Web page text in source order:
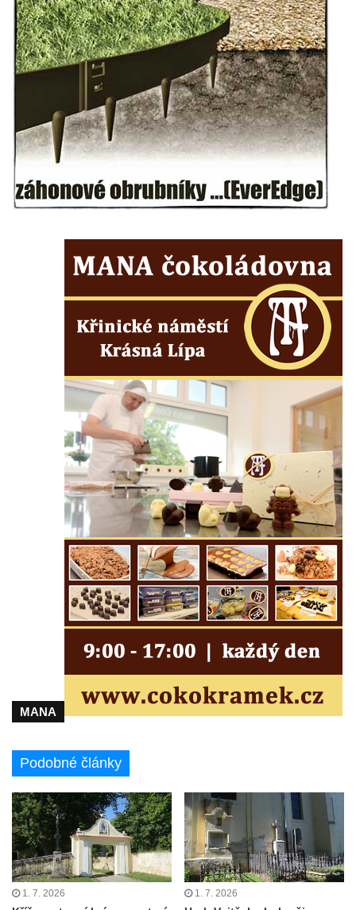
silnice severně od Lužce nad Vltavou
Kenotaf Alfeda Harnische na hřbitově v
Hrobčicích
Pomník obětem válek v Hrobčicích
Pomník obětem válek v Mirošovicích
Hrob vojáků Rudé armády na hřbitově v
Račicích
Račicích
Račicích
Hrob Josefa Moravce a Miroslava Moravce
Pomník obětem 1. světové války v Lužici
Kenotaf Josefa Matese na hřbitově v Lužici
Pamětní deska Giuseppe Capella na
hřbitově v Lužici
Kenotaf Emila Miksche na hřbitově v Lužici
Kenotaf Antonína Krause na hřbitově v
Lužici
Pomník vojákům Rudé armády na hřbitově
v Kozlech
Pamětní deska pochodu smrti v Saupsdorfu
Pomník obětem 2. světové války v parku
Walthera von der Vogelweide v Duchcově
Památník obětem holokaustu v Lipové ulici
Pomník obětem válek v Jeníkově
Pamětní deska obětem 1. světové války na
kapli Panny Marie v Lahošti
Mikulášovicích
Pomník obětem bombardování 8. 5. 1945 v
ulici U Plovárny ve Frýdlantu
Pamětní deska Rumburské vzpoury na
Základní škole Tyršova v Rumburku
Socha Nepokořený v parku Rumburské
vzpoury v Rumburku
MANA
Podobné články
1. 7. 2026 1. 7. 2026